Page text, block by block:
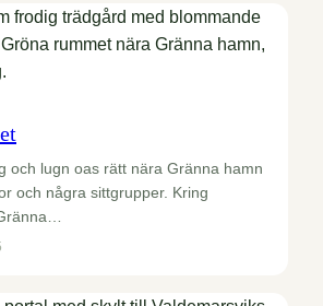
och lugn oas rätt nära Gränna hamn
och några sittgrupper. Kring